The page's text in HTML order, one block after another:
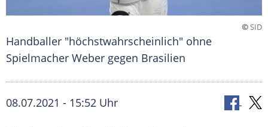
©SID
Handballer "höchstwahrscheinlich" ohne
Spielmacher Weber gegen Brasilien
08.07.2021 - 15:52 Uhr